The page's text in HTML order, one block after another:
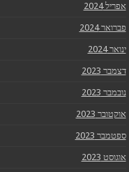
אפריל 2024
פברואר 2024
ינואר 2024
דצמבר 2023
נובמבר 2023
אוקטובר 2023
ספטמבר 2023
אוגוסט 2023